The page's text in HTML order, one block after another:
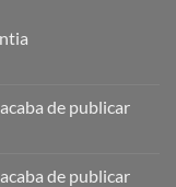
de publicar
de publicar